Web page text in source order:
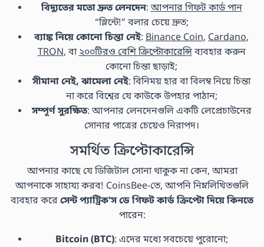
বিদ্যুতের মতো দ্রুত লেনদেন:আপনার গিফট কার্ড পান
“স্লিন্টে!” বলার চেয়ে দ্রুত;
ব্যাঙ্ক নিয়ে কোনো চিন্তা নেই: Binance Coin, Cardano,
TRON, বা২০০টিরও বেশি ক্রিপ্টোকারেন্সিব্যবহার করুন
কোনো চিন্তা ছাড়াই;
সীমানা নেই, ঝামেলা নেই: বিনিময় হার বা বিলম্ব নিয়ে চিন্তা
না করে বিশ্বের যে কাউকে উপহার পাঠান;
সম্পূর্ণ সুরক্ষিত: আপনার লেনদেনগুলি একটি লেপ্রেচাউনের
সোনার পাত্রের চেয়েও নিরাপদ।
সমর্থিত ক্রিপ্টোকারেন্সি
আপনার কাছে যে ডিজিটাল সোনা থাকুক না কেন, আমরা
আপনাকে সাহায্য করব! CoinsBee-তে, আপনি নিম্নলিখিতগুলি
ব্যবহার করেসেন্ট প্যাট্রিক'স ডে গিফট কার্ড ক্রিপ্টো দিয়ে কিনতে
পারেন:
Bitcoin (BTC): এদের মধ্যে সবচেয়ে পুরোনো;